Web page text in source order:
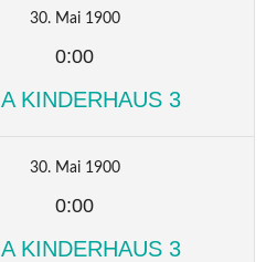
30. Mai 1900
0:00
KINDERHAUS 3
30. Mai 1900
0:00
KINDERHAUS 3